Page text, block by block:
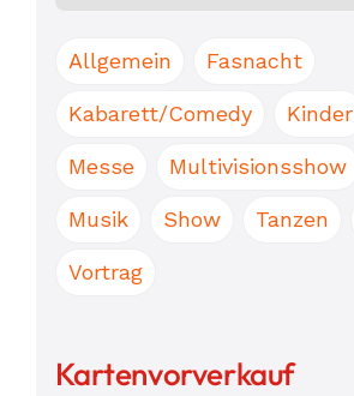
Allgemein Fasnacht
Kabarett/Comedy Kinder
Messe Multivisionsshow
Musik Show Tanzen
Vortrag
Kartenvorverkauf